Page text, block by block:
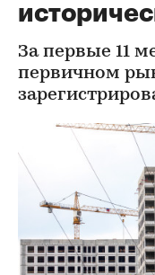
За первые 11
первичном